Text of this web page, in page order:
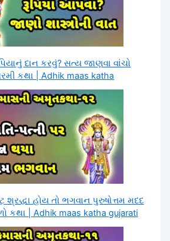
દાન કરવું? સત્ય જાણવા વાંચો
કથા | Adhik maas katha
શ્રદ્ધા હોય તો ભગવાન પુરુષોત્તમ મદદ
કથા | Adhik maas katha gujarati